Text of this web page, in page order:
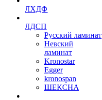
ЛХДФ
ЛДСП
Русский ламинат
Невский
ламинат
Kronostar
Egger
kronospan
ШЕКСНА